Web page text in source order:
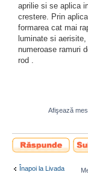
aprilie si se aplica
crestere. Prin
formarea cat mai
luminate si
numeroase ramuri
rod .
Afişează
Scrie un răspuns
nou
Înapoi la Livada